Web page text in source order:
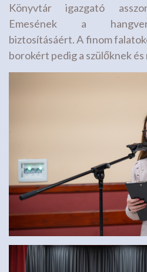
Könyvtár igazgató
Emesének a
biztosításáért. A finom
borokért pedig a szülőknek